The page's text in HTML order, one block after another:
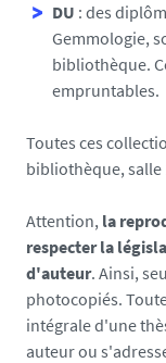
DU : des
Gemmologie,
bibliothèque.
empruntables.
Toutes ces
bibliothèque, salle
Attention, la
respecter la
d'auteur. Ainsi,
photocopiés.
intégrale d'une
auteur ou